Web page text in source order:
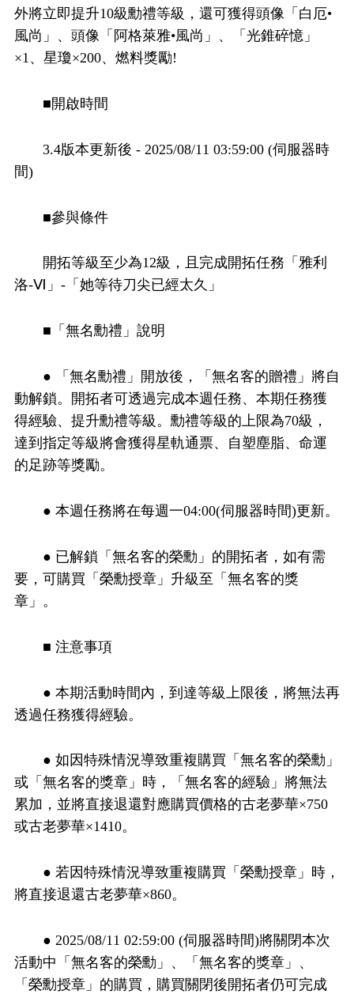
外將立即提升10級勳禮等級，還可獲得頭像「白厄•
風尚」、頭像「阿格萊雅•風尚」、「光錐碎憶」
×1、星瓊×200、燃料獎勵!
■開啟時間
3.4版本更新後 - 2025/08/11 03:59:00 (伺服器時
間)
■參與條件
開拓等級至少為12級，且完成開拓任務「雅利
洛-Ⅵ」-「她等待刀尖已經太久」
■「無名勳禮」說明
● 「無名勳禮」開放後，「無名客的贈禮」將自
動解鎖。開拓者可透過完成本週任務、本期任務獲
得經驗、提升勳禮等級。勳禮等級的上限為70級，
達到指定等級將會獲得星軌通票、自塑塵脂、命運
的足跡等獎勵。
● 本週任務將在每週一04:00(伺服器時間)更新。
● 已解鎖「無名客的榮勳」的開拓者，如有需
要，可購買「榮勳授章」升級至「無名客的獎
章」。
■ 注意事項
● 本期活動時間內，到達等級上限後，將無法再
透過任務獲得經驗。
● 如因特殊情況導致重複購買「無名客的榮勳」
或「無名客的獎章」時，「無名客的經驗」將無法
累加，並將直接退還對應購買價格的古老夢華×750
或古老夢華×1410。
● 若因特殊情況導致重複購買「榮勳授章」時，
將直接退還古老夢華×860。
● 2025/08/11 02:59:00 (伺服器時間)將關閉本次
活動中「無名客的榮勳」、「無名客的獎章」、
「榮勳授章」的購買，購買關閉後開拓者仍可完成